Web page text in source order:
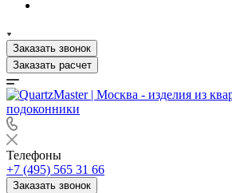
Заказать звонок
Заказать расчет
Телефоны
+7 (495) 565 31 66
Заказать звонок